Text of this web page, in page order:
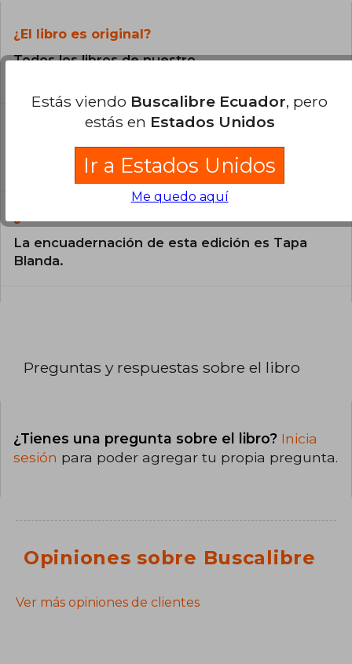
¿El libro es original?
Todos los libros de nuestro
¿En qué Idioma está escrito el
El libro está escrito en Francés.
La encuadernación de esta edición es Tapa
Blanda.
Preguntas y respuestas sobre el libro
¿Tienes una pregunta sobre el libro? Inicia
sesión para poder agregar tu propia pregunta.
Opiniones sobre Buscalibre
Ver más opiniones de clientes
Estás viendo Buscalibre Ecuador, pero
estás en Estados Unidos
Ir a Estados Unidos
Me quedo aquí